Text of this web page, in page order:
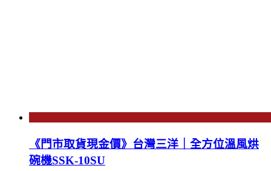
《門市取貨現金價》台灣三洋｜全方位溫風烘
碗機SSK-10SU